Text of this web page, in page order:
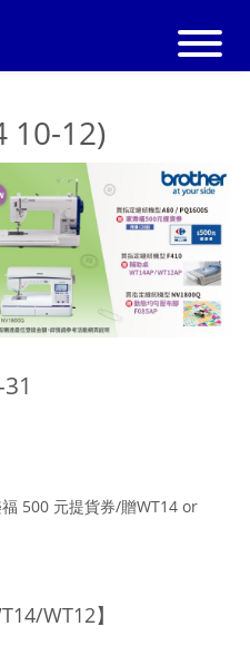
10-12)
500 元提貨券/贈WT14 or
WT12】